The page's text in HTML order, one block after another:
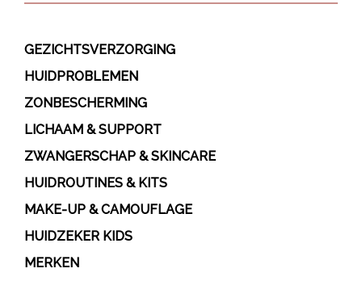
GEZICHTSVERZORGING
HUIDPROBLEMEN
ZONBESCHERMING
LICHAAM & SUPPORT
ZWANGERSCHAP & SKINCARE
HUIDROUTINES & KITS
MAKE-UP & CAMOUFLAGE
HUIDZEKER KIDS
MERKEN